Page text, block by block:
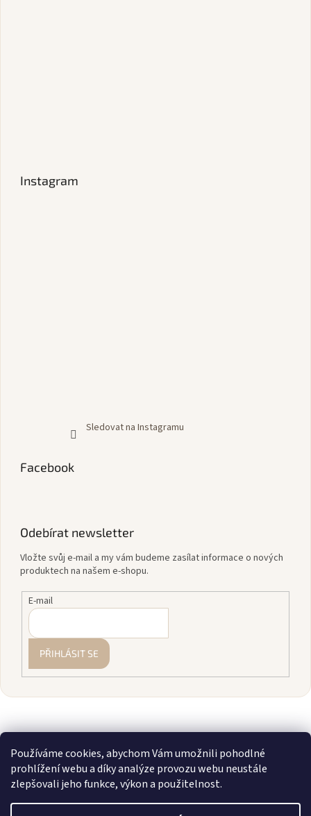
Používáme cookies, abychom Vám umožnili pohodlné
prohlížení webu a díky analýze provozu webu neustále
zlepšovali jeho funkce, výkon a použitelnost.
Instagram
Sledovat na Instagramu
Facebook
Odebírat newsletter
Vložte svůj e-mail a my vám budeme zasílat informace o nových
produktech na našem e-shopu.
E-mail
PŘIHLÁSIT SE
Vytvořil Shoptet